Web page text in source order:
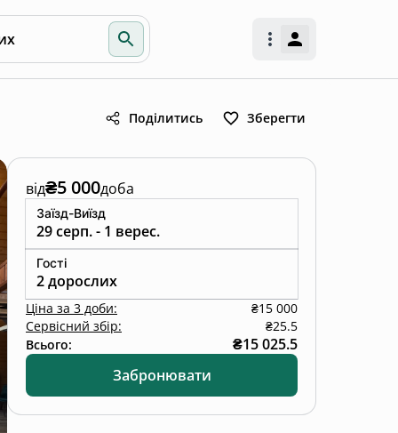
Поділитись Зберегти
від₴5 000доба
Заїзд-Виїзд
29 серп. - 1 верес.
Гості
2 дорослих
Ціна за 3 доби:
₴15 000
Сервісний збір:
₴25.5
Всього:
₴15 025.5
Забронювати